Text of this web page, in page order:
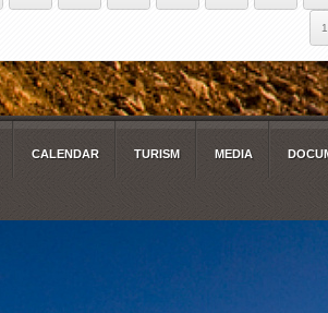
CALENDAR TURISM MEDIA